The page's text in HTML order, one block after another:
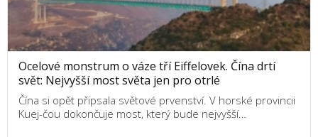
Ocelové monstrum o váze tří Eiffelovek. Čína drtí
svět: Nejvyšší most světa jen pro otrlé
Čína si opět připsala světové prvenství. V horské provincii
Kuej-čou dokončuje most, který bude nejvyšší…